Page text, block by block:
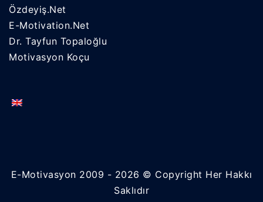
Özdeyiş.Net
E-Motivation.Net
Dr. Tayfun Topaloğlu
Motivasyon Koçu
E-Motivasyon 2009 - 2026 © Copyright Her Hakkı
Saklıdır